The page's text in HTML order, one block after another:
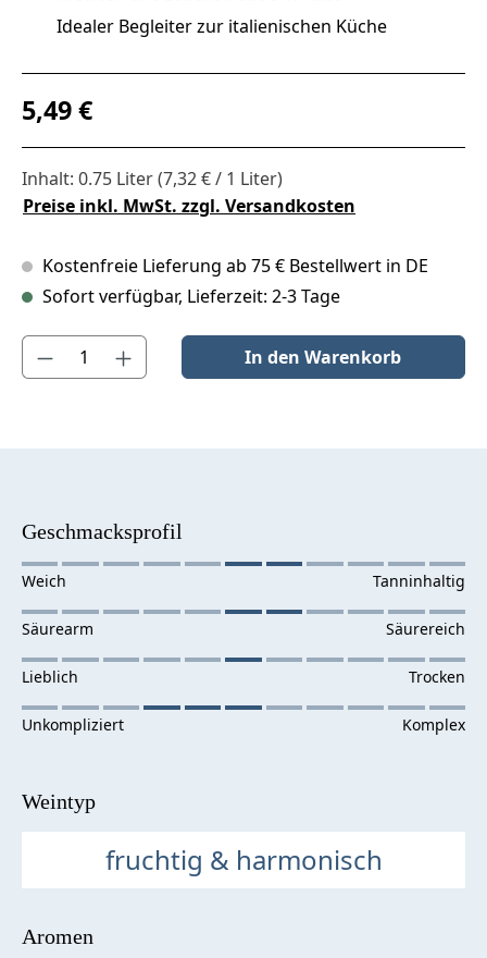
Idealer Begleiter zur italienischen Küche
Regulärer Preis:
5,49 €
Inhalt: 0.75 Liter(7,32 € / 1 Liter)
Preise inkl. MwSt. zzgl. Versandkosten
Kostenfreie Lieferung ab 75 € Bestellwert in DE
Sofort verfügbar, Lieferzeit: 2-3 Tage
Produkt Anzahl: Gib den gewünschten Wert ein oder benutze
In den Warenkorb
Geschmacksprofil
Weintyp
fruchtig & harmonisch
Aromen